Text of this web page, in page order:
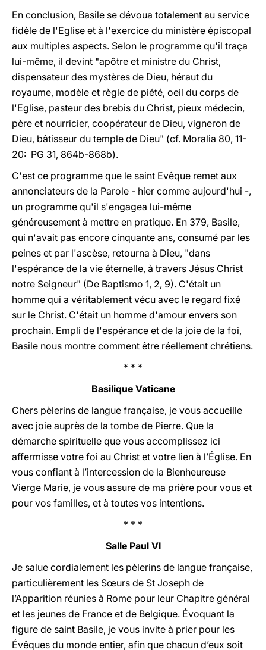
En conclusion, Basile se dévoua totalement au service
fidèle de l'Eglise et à l'exercice du ministère épiscopal
aux multiples aspects. Selon le programme qu'il traça
lui-même, il devint "apôtre et ministre du Christ,
dispensateur des mystères de Dieu, héraut du
royaume, modèle et règle de piété, oeil du corps de
l'Eglise, pasteur des brebis du Christ, pieux médecin,
père et nourricier, coopérateur de Dieu, vigneron de
Dieu, bâtisseur du temple de Dieu" (cf. Moralia 80, 11-
20: PG 31, 864b-868b).
C'est ce programme que le saint Evêque remet aux
annonciateurs de la Parole - hier comme aujourd'hui -,
un programme qu'il s'engagea lui-même
généreusement à mettre en pratique. En 379, Basile,
qui n'avait pas encore cinquante ans, consumé par les
peines et par l'ascèse, retourna à Dieu, "dans
l'espérance de la vie éternelle, à travers Jésus Christ
notre Seigneur" (De Baptismo 1, 2, 9). C'était un
homme qui a véritablement vécu avec le regard fixé
sur le Christ. C'était un homme d'amour envers son
prochain. Empli de l'espérance et de la joie de la foi,
Basile nous montre comment être réellement chrétiens.
* * *
Basilique Vaticane
Chers pèlerins de langue française, je vous accueille
avec joie auprès de la tombe de Pierre. Que la
démarche spirituelle que vous accomplissez ici
affermisse votre foi au Christ et votre lien à l’Église. En
vous confiant à l’intercession de la Bienheureuse
Vierge Marie, je vous assure de ma prière pour vous et
pour vos familles, et à toutes vos intentions.
* * *
Salle Paul VI
Je salue cordialement les pèlerins de langue française,
particulièrement les Sœurs de St Joseph de
l’Apparition réunies à Rome pour leur Chapitre général
et les jeunes de France et de Belgique. Évoquant la
figure de saint Basile, je vous invite à prier pour les
Évêques du monde entier, afin que chacun d’eux soit